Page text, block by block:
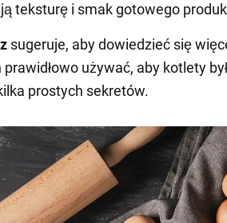
teksturę i smak gotowego
sugeruje, aby dowiedzieć się
prawidłowo używać, aby kotlety
prostych sekretów.